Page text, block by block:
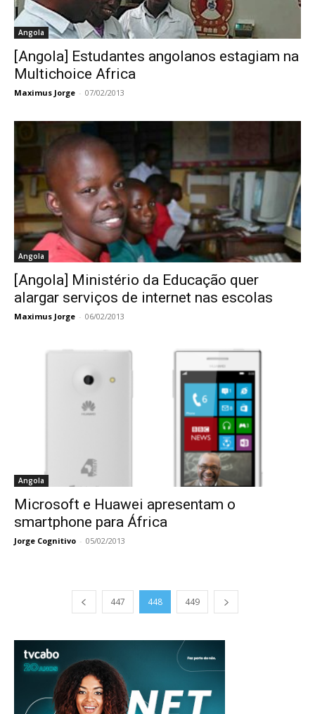
Angola
[Angola] Estudantes angolanos estagiam na
Multichoice Africa
Maximus Jorge - 07/02/2013
Angola
[Angola] Ministério da Educação quer
alargar serviços de internet nas escolas
Maximus Jorge - 06/02/2013
Angola
Microsoft e Huawei apresentam o
smartphone para África
Jorge Cognitivo - 05/02/2013
447 448 449